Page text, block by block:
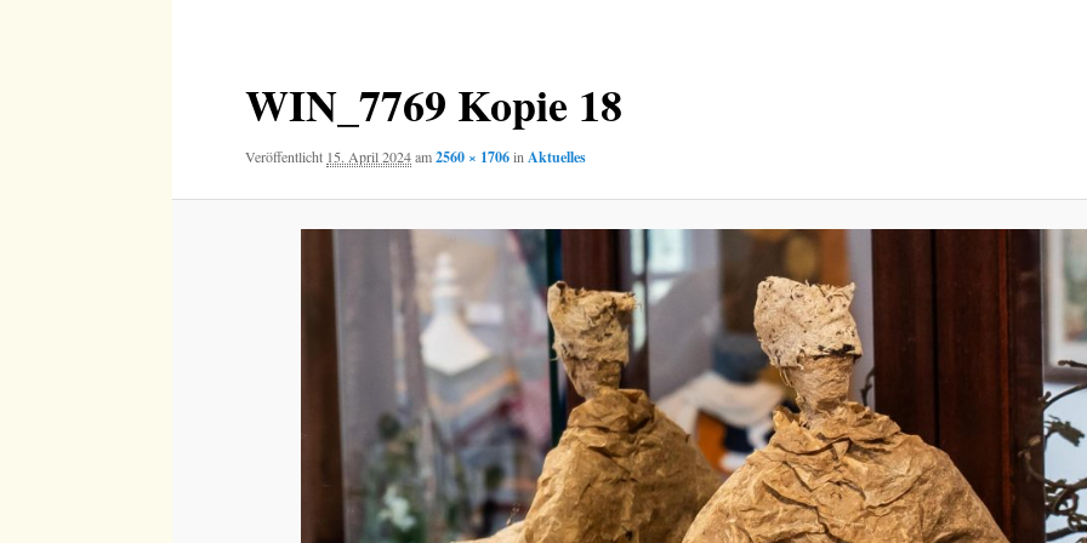
WIN_7769 Kopie 18
Veröffentlicht 15. April 2024am2560 × 1706inAktuelles